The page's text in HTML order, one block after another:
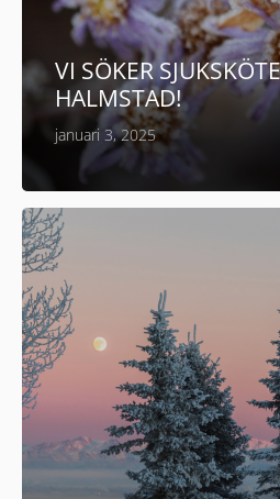
VI SÖKER
HALMSTAD!
januari 3, 2025